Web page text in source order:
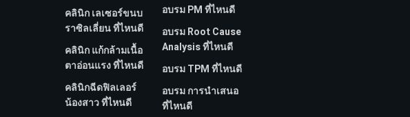
คลินิก เลเซอร์ขนบ
ราซิลเลี่ยน ที่ไหนดี
คลินิก แก้กล้ามเนื้อ
ตาอ่อนแรง ที่ไหนดี
คลินิกฉีดฟิลเลอร์
น้องสาว ที่ไหนดี
อบรม PM ที่ไหนดี
อบรม Root Cause
Analysis ที่ไหนดี
อบรม TPM ที่ไหนดี
อบรม การนำเสนอ
ที่ไหนดี